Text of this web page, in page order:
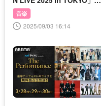
Leminoで配信
音楽
2025/09/03 16:14